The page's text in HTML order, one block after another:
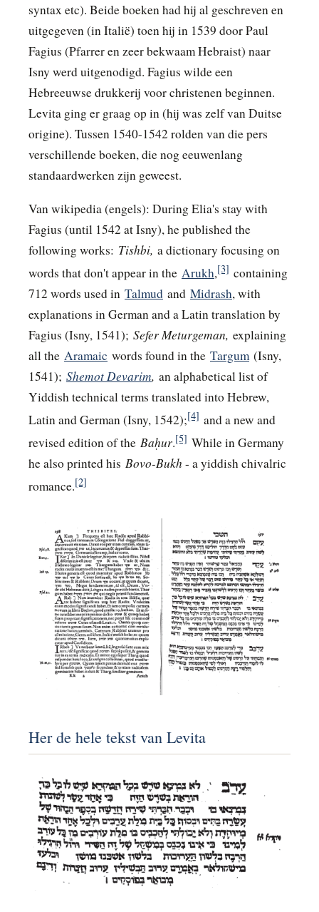
syntax etc). Beide boeken had hij al geschreven en
uitgegeven (in Italië) toen hij in 1539 door Paul
Fagius (Pfarrer en zeer bekwaam Hebraist) naar
Isny werd uitgenodigd. Fagius wilde een
Hebreeuwse drukkerij voor christenen beginnen.
Levita ging er graag op in (hij was zelf van Duitse
origine). Tussen 1540-1542 rolden van die pers
verschillende boeken, die nog eeuwenlang
standaardwerken zijn geweest.
Van wikipedia (engels): During Elia's stay with
Fagius (until 1542 at Isny), he published the
following works: Tishbi, a dictionary focusing on
words that don't appear in the Arukh,[3] containing
712 words used in Talmud and Midrash, with
explanations in German and a Latin translation by
Fagius (Isny, 1541); Sefer Meturgeman, explaining
all the Aramaic words found in the Targum(Isny,
1541); Shemot Devarim, an alphabetical list of
Yiddish technical terms translated into Hebrew,
Latin and German (Isny, 1542);[4] and a new and
revised edition of the Baḥur.[5] While in Germany
he also printed his Bovo-Bukh - a yiddish chivalric
romance.[2]
Her de hele tekst van Levita